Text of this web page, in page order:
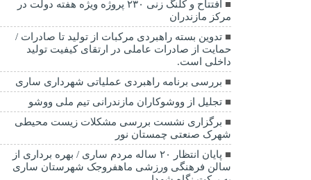
افتتاح و کلنگ زنی ۲۳۰ پروژه ویژه هفته دولت در
مرکز مازندران
تدوین بسته راهبردی مرکبات از تولید تا صادرات /
حمایت از صادرات عاملی در ارتقای کیفیت تولید
داخلی است.
بررسی برنامه راهبردی عملیاتی شهرداری ساری
تجلیل از ووشوکاران مازندرانی تیم ملی ووشو
برگزاری نشست بررسی مشکلات زیست محیطی
شهرک صنعتی چمستان نور
پایان انتظار ۲۰ ساله مردم ساری / بهره برداری از
سالن فرهنگی ورزشی ماهفروجک شهرستان ساری